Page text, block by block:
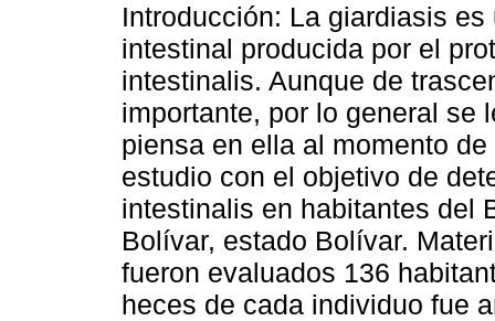
Introducción: La giardiasis
intestinal producida por el
intestinalis. Aunque de
importante, por lo general se
piensa en ella al momento
estudio con el objetivo de
intestinalis en habitantes del
Bolívar, estado Bolívar.
fueron evaluados 136
heces de cada individuo fue